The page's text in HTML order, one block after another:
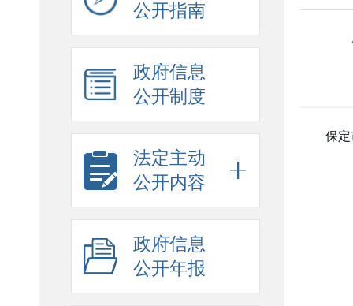
公开指南
政府信息
公开制度
法定主动
公开内容
政府信息
公开年报
保定